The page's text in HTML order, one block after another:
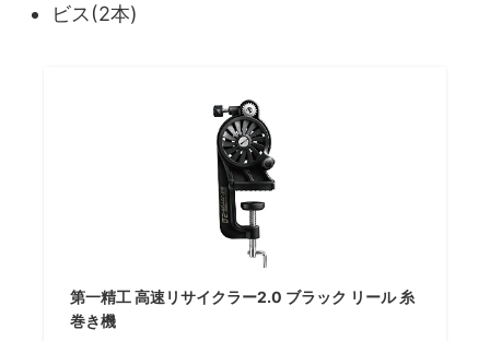
ビス(2本)
第一精工 高速リサイクラー2.0 ブラック リール 糸
巻き機